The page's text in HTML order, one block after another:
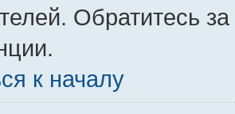
Обратитесь
к началу